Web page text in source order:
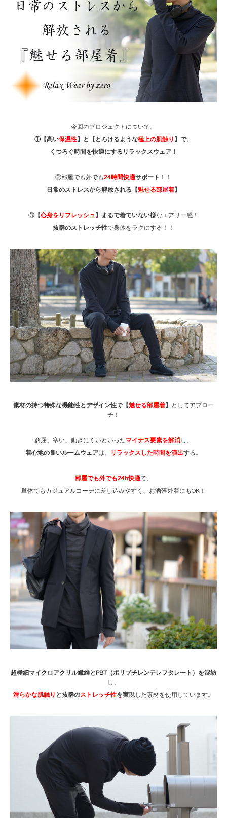
今回のプロジェクトについて。
①【高い保温性】と【とろけるような極上の肌触り 】で、
くつろぐ時間を快適にするリラックスウェア！
②部屋でも外でも24時間快適サポート！！
日常のストレスから解放される【魅せる部屋着】
③ 【心身をリフレッシュ 】まるで着ていない様なエアリー感！
抜群のストレッチ性で身体をラクにする！！
素材の持つ特殊な機能性とデザイン性で 【魅せる部屋着】
としてアプロー
チ！
窮屈、寒い、動きにくいといったマイナス要素を解消し、
着心地の良いルームウェアは、 リラックスした時間を演出する。
部屋でも外でも24h快適で、
単体でもカジュアルコーデに差し込みやすく、お洒落外着にもOK！
超極細マイクロアクリル繊維とPBT（ポリブチレンテレフタレート）を混紡
し、
滑らかな肌触り と抜群のストレッチ性を実現した素材を使用しています。